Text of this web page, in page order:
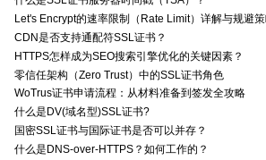
Let's Encrypt的速率限制（Rate Limit）详解与规避
CDN是否支持通配符SSL证书？
HTTPS怎样成为SEO搜索引擎优化的关键因素？
零信任架构（Zero Trust）中的SSL证书角色
WoTrus证书申请流程：从材料准备到签发全攻略
什么是DV(域名型)SSL证书?
国密SSL证书与国际证书是否可以并存？
什么是DNS-over-HTTPS？如何工作的？